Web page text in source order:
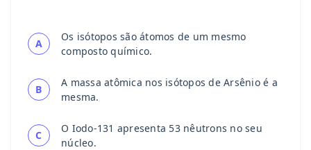
A
Os isótopos são átomos de um mesmo
composto químico.
B
A massa atômica nos isótopos de Arsênio é a
mesma.
C
O Iodo-131 apresenta 53 nêutrons no seu
núcleo.